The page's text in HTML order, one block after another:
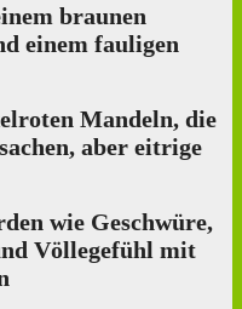
braunen
einem fauligen
Mandeln, die
aber eitrige
wie Geschwüre,
Völlegefühl mit